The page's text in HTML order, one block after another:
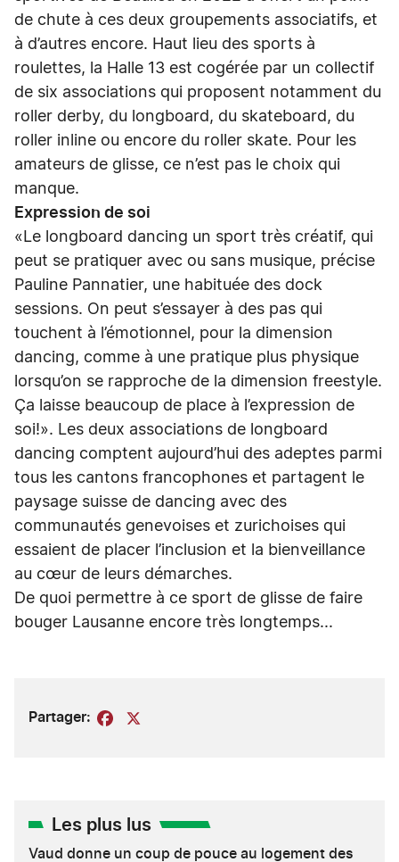
de chute à ces deux groupements associatifs, et
à d’autres encore. Haut lieu des sports à
roulettes, la Halle 13 est cogérée par un collectif
de six associations qui proposent notamment du
roller derby, du longboard, du skateboard, du
roller inline ou encore du roller skate. Pour les
amateurs de glisse, ce n’est pas le choix qui
manque.
Expression de soi
«Le longboard dancing un sport très créatif, qui
peut se pratiquer avec ou sans musique, précise
Pauline Pannatier, une habituée des dock
sessions. On peut s’essayer à des pas qui
touchent à l’émotionnel, pour la dimension
dancing, comme à une pratique plus physique
lorsqu’on se rapproche de la dimension freestyle.
Ça laisse beaucoup de place à l’expression de
soi!». Les deux associations de longboard
dancing comptent aujourd’hui des adeptes parmi
tous les cantons francophones et partagent le
paysage suisse de dancing avec des
communautés genevoises et zurichoises qui
essaient de placer l’inclusion et la bienveillance
au cœur de leurs démarches.
De quoi permettre à ce sport de glisse de faire
bouger Lausanne encore très longtemps...
Partager: Facebook
Les plus lus
Vaud donne un coup de pouce au logement des